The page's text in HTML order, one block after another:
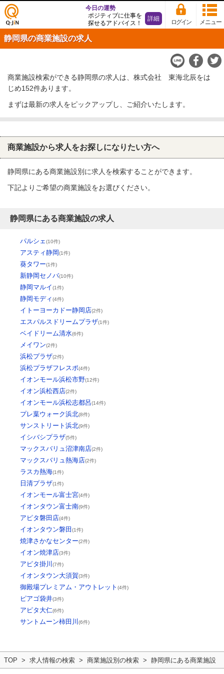
仕事
探し
イト
Q-Ji
メニュー
ログイン
今日の運勢
ポジティブに仕事を
探せるアドバイス！
詳細
静岡県の商業施設の求人
商業施設検索ができる静岡県の求人は、株式会社 東海北辰をは
じめ152件あります。
まずは最新の求人をピックアップし、ご紹介いたします。
商業施設から求人をお探しになりたい方へ
静岡県にある商業施設別に求人を検索することができます。
下記よりご希望の商業施設をお選びください。
静岡県にある商業施設の求人
パルシェ(10件)
アスティ静岡(1件)
葵タワー(1件)
新静岡セノバ(10件)
静岡マルイ(1件)
静岡モディ(4件)
イトーヨーカドー静岡店(2件)
エスパルスドリームプラザ(1件)
ベイドリーム清水(6件)
メイワン(2件)
浜松プラザ(2件)
浜松プラザフレスポ(4件)
イオンモール浜松市野(12件)
イオン浜松西店(2件)
イオンモール浜松志都呂(14件)
プレ葉ウォーク浜北(8件)
サンストリート浜北(9件)
イシバシプラザ(5件)
マックスバリュ沼津南店(2件)
マックスバリュ熱海店(2件)
ラスカ熱海(1件)
日清プラザ(1件)
イオンモール富士宮(4件)
イオンタウン富士南(9件)
アピタ磐田店(4件)
イオンタウン磐田 (1件)
焼津さかなセンター(2件)
イオン焼津店(3件)
アピタ掛川 (7件)
イオンタウン大須賀(3件)
御殿場プレミアム・アウトレット (4件)
ピアゴ袋井(3件)
アピタ大仁(6件)
サントムーン柿田川 (6件)
TOP 求人情報の検索 商業施設別の検索 静岡県にある商業施設